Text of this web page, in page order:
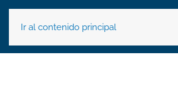
Ir al contenido principal